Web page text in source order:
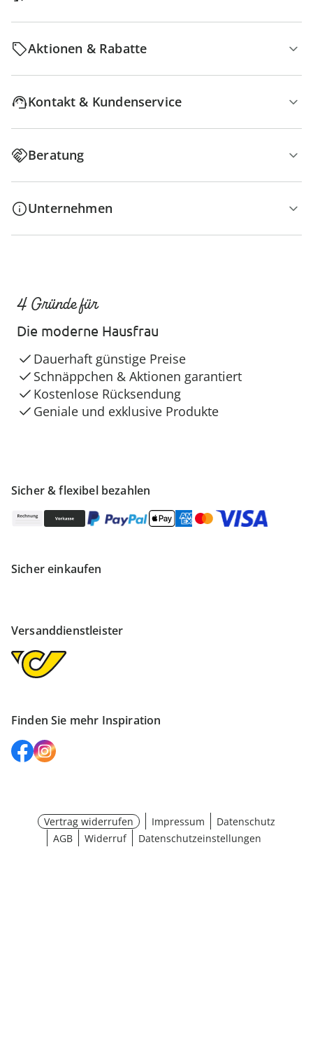
Aktionen & Rabatte
Kontakt & Kundenservice
Beratung
Unternehmen
Sicher & flexibel bezahlen
Sicher einkaufen
Versanddienstleister
Finden Sie mehr Inspiration
4 Gründe für
Die moderne Hausfrau
Dauerhaft günstige Preise
Schnäppchen & Aktionen garantiert
Kostenlose Rücksendung
Geniale und exklusive Produkte
Vertrag widerrufen Impressum
Datenschutz
AGB
Widerruf Datenschutzeinstellungen